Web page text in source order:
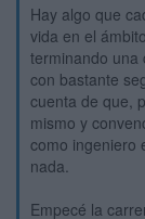
Hay algo que
vida en el
terminando una
con bastante
cuenta de que,
mismo y
como ingeniero
nada.
Empecé la